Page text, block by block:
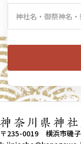
〒235-0019 横浜市磯